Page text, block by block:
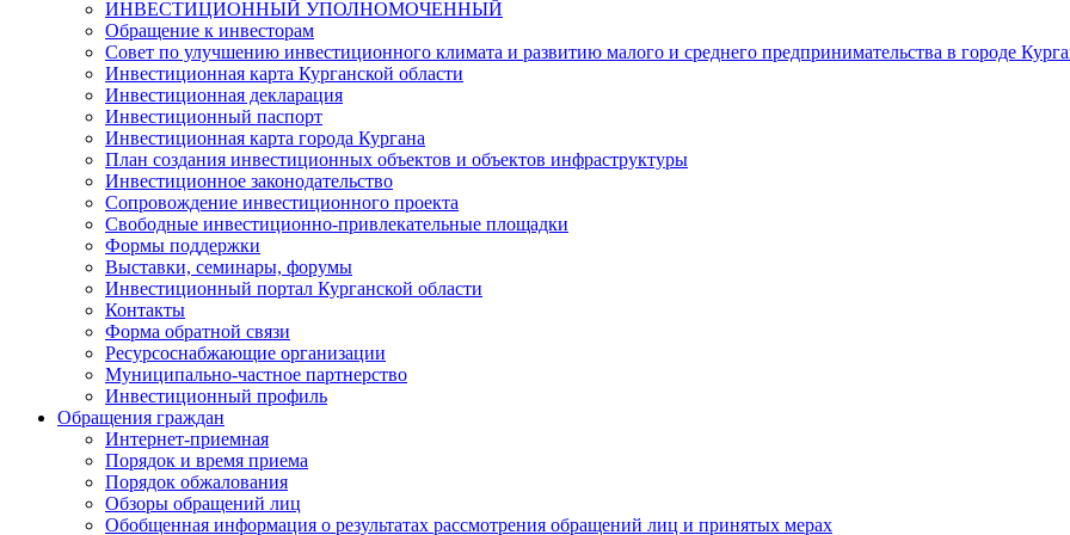
ИНВЕСТИЦИОННЫЙ УПОЛНОМОЧЕННЫЙ
Обращение к инвесторам
Совет по улучшению инвестиционного климата и развитию малого и среднего предпринимательства в городе
Инвестиционная карта Курганской области
Инвестиционная декларация
Инвестиционный паспорт
Инвестиционная карта города Кургана
План создания инвестиционных объектов и объектов инфраструктуры
Инвестиционное законодательство
Сопровождение инвестиционного проекта
Свободные инвестиционно-привлекательные площадки
Формы поддержки
Выставки, семинары, форумы
Инвестиционный портал Курганской области
Контакты
Форма обратной связи
Ресурсоснабжающие организации
Муниципально-частное партнерство
Инвестиционный профиль
Обращения граждан
Интернет-приемная
Порядок и время приема
Порядок обжалования
Обзоры обращений лиц
Обобщенная информация о результатах рассмотрения обращений лиц и принятых мерах